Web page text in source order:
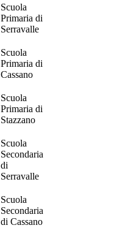
Scuola
Primaria di
Serravalle
Scuola
Primaria di
Cassano
Scuola
Primaria di
Stazzano
Scuola
Secondaria
di
Serravalle
Scuola
Secondaria
di Cassano